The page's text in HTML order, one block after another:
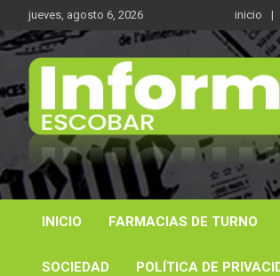
Saltar
al
contenido
jueves, agosto 6, 2026 inicio
Informe 21
Noticas reales
INICIO FARMACIAS DE TURNO
SOCIEDAD POLÍTICA DE